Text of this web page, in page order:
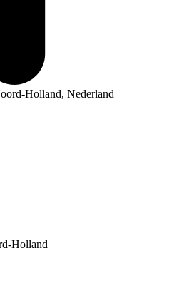
Holland, Nederland
Holland